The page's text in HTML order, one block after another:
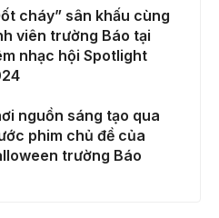
cháy” sân khấu cùng
viên trường Báo tại
nhạc hội Spotlight
nguồn sáng tạo qua
phim chủ đề của
trường Báo